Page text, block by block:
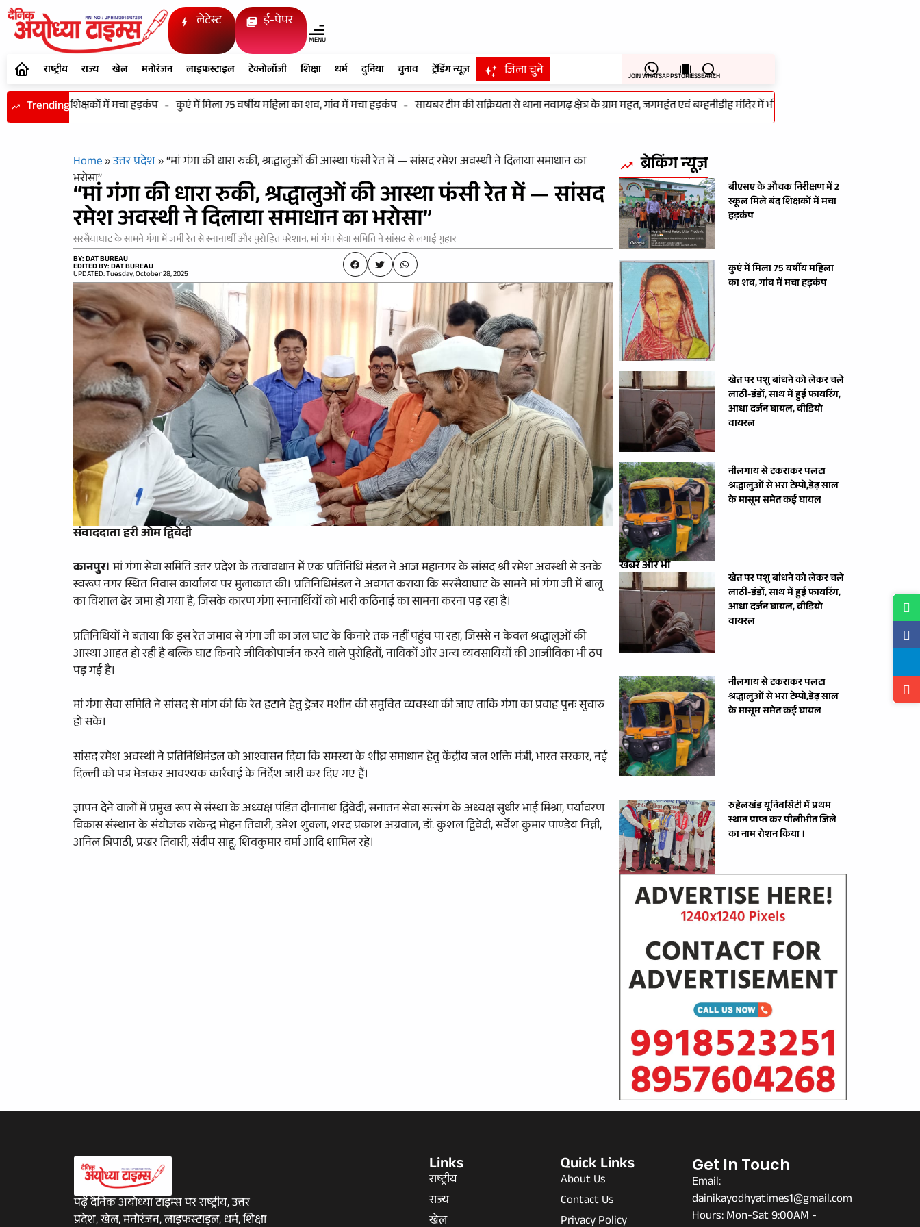
लेटेस्ट ई-पेपर
MENU
राष्ट्रीय राज्य खेल मनोरंजन लाइफस्टाइल टेक्नोलॉजी शिक्षा धर्म दुनिया चुनाव ट्रेंडिंग न्यूज़ जिला चुने JOIN WHATSAPPSTORIESSEARCH
Trending
मिले बंद शिक्षकों में मचा हड़कंप - कुएं में मिला 75 वर्षीय महिला का शव, गांव में मचा हड़कंप - सायबर टीम की सक्रियता से थाना नवागढ़ क्षेत्र के ग्राम महत, जगमहंत एवं बम्हनीडीह मंदिर में भी हुई थी चोरी का 48 घंटे के भीतर हुआ
Home»उत्तर प्रदेश»“मां गंगा की धारा रुकी, श्रद्धालुओं की आस्था फंसी रेत में — सांसद रमेश अवस्थी ने दिलाया समाधान का
भरोसा”
“मां गंगा की धारा रुकी, श्रद्धालुओं की आस्था फंसी रेत में — सांसद
रमेश अवस्थी ने दिलाया समाधान का भरोसा”
सरसैयाघाट के सामने गंगा में जमी रेत से स्नानार्थी और पुरोहित परेशान, मां गंगा सेवा समिति ने सांसद से लगाई गुहार
BY: DAT BUREAU
EDITED BY: DAT BUREAU
UPDATED: Tuesday, October 28, 2025
संवाददाता हरी ओम द्विवेदी
कानपुर।मां गंगा सेवा समिति उत्तर प्रदेश के तत्वावधान में एक प्रतिनिधि मंडल ने आज महानगर के सांसद श्री रमेश अवस्थी से उनके
स्वरूप नगर स्थित निवास कार्यालय पर मुलाकात की। प्रतिनिधिमंडल ने अवगत कराया कि सरसैयाघाट के सामने मां गंगा जी में बालू
का विशाल ढेर जमा हो गया है, जिसके कारण गंगा स्नानार्थियों को भारी कठिनाई का सामना करना पड़ रहा है।
प्रतिनिधियों ने बताया कि इस रेत जमाव से गंगा जी का जल घाट के किनारे तक नहीं पहुंच पा रहा, जिससे न केवल श्रद्धालुओं की
आस्था आहत हो रही है बल्कि घाट किनारे जीविकोपार्जन करने वाले पुरोहितों, नाविकों और अन्य व्यवसायियों की आजीविका भी ठप
पड़ गई है।
मां गंगा सेवा समिति ने सांसद से मांग की कि रेत हटाने हेतु ड्रेजर मशीन की समुचित व्यवस्था की जाए ताकि गंगा का प्रवाह पुनः सुचारु
हो सके।
सांसद रमेश अवस्थी ने प्रतिनिधिमंडल को आश्वासन दिया कि समस्या के शीघ्र समाधान हेतु केंद्रीय जल शक्ति मंत्री, भारत सरकार, नई
दिल्ली को पत्र भेजकर आवश्यक कार्रवाई के निर्देश जारी कर दिए गए हैं।
ज्ञापन देने वालों में प्रमुख रूप से संस्था के अध्यक्ष पंडित दीनानाथ द्विवेदी, सनातन सेवा सत्संग के अध्यक्ष सुधीर भाई मिश्रा, पर्यावरण
विकास संस्थान के संयोजक राकेन्द्र मोहन तिवारी, उमेश शुक्ला, शरद प्रकाश अग्रवाल, डॉ. कुशल द्विवेदी, सर्वेश कुमार पाण्डेय निन्नी,
अनिल त्रिपाठी, प्रखर तिवारी, संदीप साहू, शिवकुमार वर्मा आदि शामिल रहे।
ब्रेकिंग न्यूज़
बीएसए के औचक निरीक्षण में 2
स्कूल मिले बंद शिक्षकों में मचा
हड़कंप
कुएं में मिला 75 वर्षीय महिला
का शव, गांव में मचा हड़कंप
खेत पर पशु बांधने को लेकर चले
लाठी-डंडों, साथ में हुई फायरिंग,
आधा दर्जन घायल, वीडियो
वायरल
नीलगाय से टकराकर पलटा
श्रद्धालुओं से भरा टेम्पो,डेढ़ साल
के मासूम समेत कई घायल
खबरें और भी
खेत पर पशु बांधने को लेकर चले
लाठी-डंडों, साथ में हुई फायरिंग,
आधा दर्जन घायल, वीडियो
वायरल
नीलगाय से टकराकर पलटा
श्रद्धालुओं से भरा टेम्पो,डेढ़ साल
के मासूम समेत कई घायल
रुहेलखंड यूनिवर्सिटी में प्रथम
स्थान प्राप्त कर पीलीभीत जिले
का नाम रोशन किया ।
पढ़ें दैनिक अयोध्या टाइम्स पर राष्ट्रीय, उत्तर
प्रदेश, खेल, मनोरंजन, लाइफस्टाइल, धर्म, शिक्षा
Links
राष्ट्रीय
राज्य
खेल
Quick Links
About Us
Contact Us
Privacy Policy
Get In Touch
Email:
dainikayodhyatimes1@gmail.com
Hours: Mon-Sat 9:00AM -